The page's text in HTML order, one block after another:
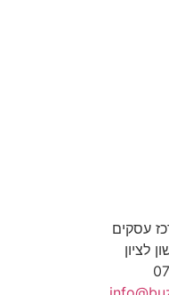
עסקים